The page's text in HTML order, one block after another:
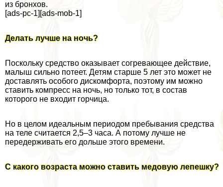
из бронхов.
[ads-pc-1][ads-mob-1]
Делать лучше на ночь?
Поскольку средство оказывает согревающее действие,
малыш сильно потеет. Детям старше 5 лет это может не
доставлять особого дискомфорта, поэтому им можно
ставить компресс на ночь, но только тот, в состав
которого не входит горчица.
Но в целом идеальным периодом пребывания средства
на теле считается 2,5–3 часа. А потому лучше не
передерживать его дольше этого времени.
С какого возраста можно ставить медовую лепешку?